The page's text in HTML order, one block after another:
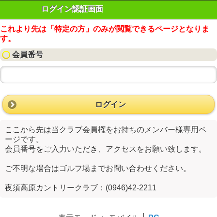
ログイン認証画面
これより先は「特定の方」のみが閲覧できるページとなりま
す。
会員番号
ログイン
ここから先は当クラブ会員権をお持ちのメンバー様専用ペ
ージです。
会員番号をご入力いただき、アクセスをお願い致します。
ご不明な場合はゴルフ場までお問い合わせください。
夜須高原カントリークラブ：(0946)42-2211